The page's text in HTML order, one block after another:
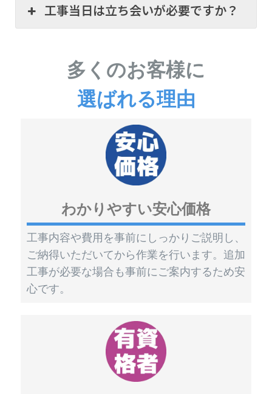
工事当日は立ち会いが必要ですか？
多くのお客様に
選ばれる理由
わかりやすい安心価格
工事内容や費用を事前にしっかりご説明し、
ご納得いただいてから作業を行います。追加
工事が必要な場合も事前にご案内するため安
心です。